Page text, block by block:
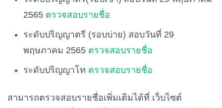
2565 ตรวจสอบรายชื่อ
ระดับปริญญาตรี (รอบบ่าย) สอบวันที่ 29
พฤษภาคม 2565 ตรวจสอบรายชื่อ
ระดับปริญญาโท ตรวจสอบรายชื่อ
สามารถตรวจสอบรายชื่อเพิ่มเติมได้ที่ เว็บไซต์